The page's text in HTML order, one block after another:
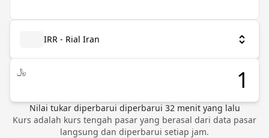
IRR - Rial Iran
﷼
Nilai tukar diperbarui diperbarui 32menit yang lalu
Kurs adalah kurs tengah pasar yang berasal dari data pasar
langsung dan diperbarui setiap jam.